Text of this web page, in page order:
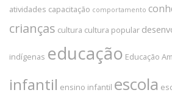
atividades capacitação comportamento
crianças cultura cultura popular
indígenas educação Educação
infantil ensino infantil escola